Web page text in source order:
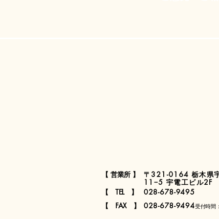
​【 営業所 】​
〒321-0164 栃木県
11−5 宇電工ビル2F​​
​【 TEL 】​
028-678-9495
受付時間
​【 FAX 】​ 028-678-9494